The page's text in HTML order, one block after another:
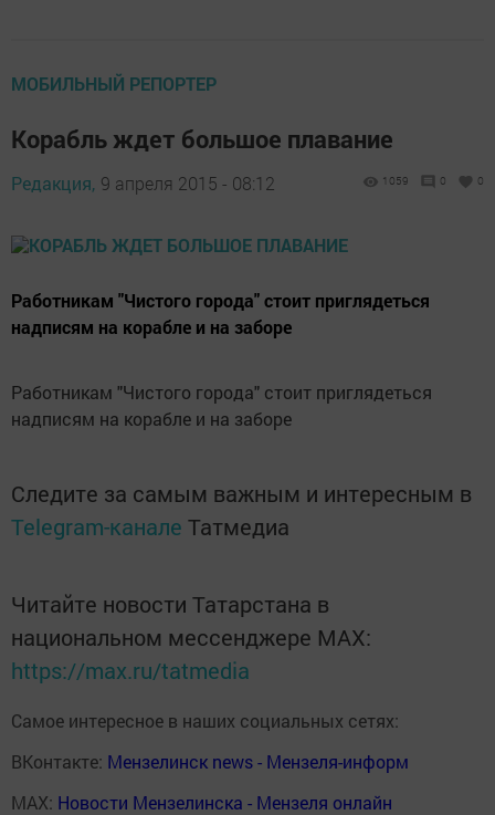
МОБИЛЬНЫЙ РЕПОРТЕР
Корабль ждет большое плавание
Редакция, 9 апреля 2015 - 08:12 1059 0 0
Работникам "Чистого города" стоит приглядеться
надписям на корабле и на заборе
Работникам "Чистого города" стоит приглядеться
надписям на корабле и на заборе
Следите за самым важным и интересным в
Telegram-канале Татмедиа
Читайте новости Татарстана в
национальном мессенджере MАХ:
https://max.ru/tatmedia
Самое интересное в наших социальных сетях:
ВКонтакте: Мензелинск news - Мензеля-информ
MAX: Новости Мензелинска - Мензеля онлайн